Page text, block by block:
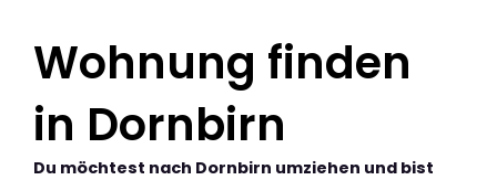
Wohnung finden
in Dornbirn
Du möchtest nach Dornbirn umziehen und bist